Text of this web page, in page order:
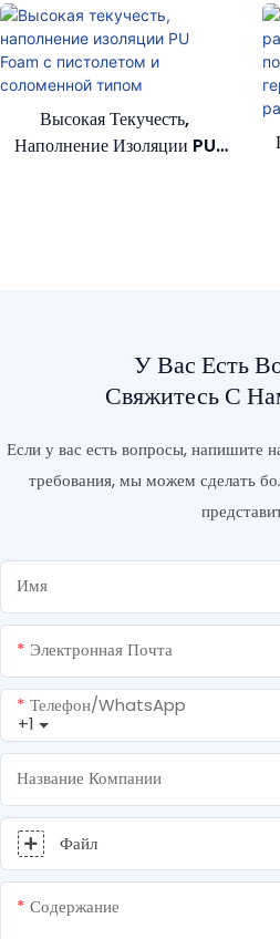
Высокая Текучесть,
Наполнение Изоляции PU
У Вас Есть
Свяжитесь С
Если у вас есть вопросы, напишите
требования, мы можем сделать
Имя
Электронная Почта
+1
Телефон/WhatsApp
Название Компании
Файл
Содержание